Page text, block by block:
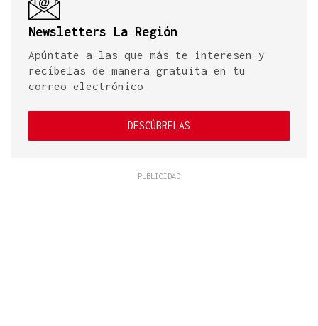
Newsletters La Región
Apúntate a las que más te interesen y
recíbelas de manera gratuita en tu
correo electrónico
DESCÚBRELAS